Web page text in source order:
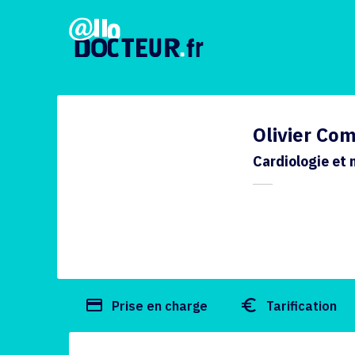
Olivier Com
Cardiologie et
payment Prise en charge euro_symbol Tarification